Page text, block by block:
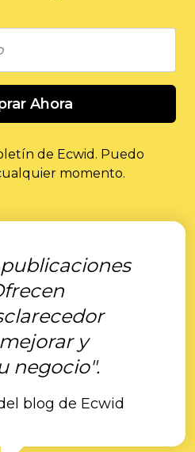
Ahora
de Ecwid. Puedo
momento.
publicaciones
y
negocio".
blog de Ecwid